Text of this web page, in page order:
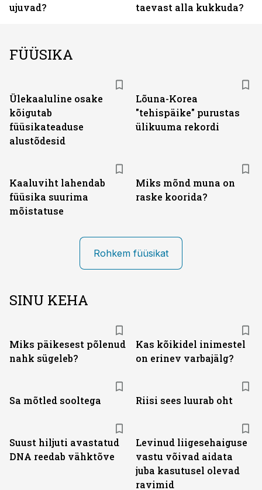
ujuvad?
taevast alla kukkuda?
FÜÜSIKA
Ülekaaluline osake
kõigutab
füüsikateaduse
alustõdesid
Lõuna-Korea
"tehispäike" purustas
ülikuuma rekordi
Kaaluviht lahendab
füüsika suurima
mõistatuse
Miks mõnd muna on
raske koorida?
Rohkem füüsikat
SINU KEHA
Miks päikesest põlenud
nahk sügeleb?
Kas kõikidel inimestel
on erinev varbajälg?
Sa mõtled sooltega Riisi sees luurab oht
Suust hiljuti avastatud
DNA reedab vähktõve
Levinud liigesehaiguse
vastu võivad aidata
juba kasutusel olevad
ravimid